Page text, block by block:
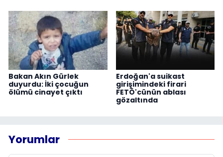
Bakan Akın Gürlek
duyurdu: İki çocuğun
ölümü cinayet çıktı
Erdoğan'a suikast
girişimindeki firari
FETÖ'cünün ablası
gözaltında
Yorumlar